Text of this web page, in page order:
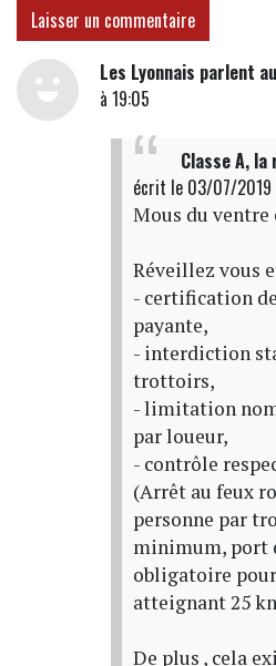
Laisser un commentaire
Les Lyonnais parlent
à 19:05
Classe A,
écrit le 03/07/
Mous du ventre
Réveillez vous
- certification
payante,
- interdiction
trottoirs,
- limitation
par loueur,
- contrôle
(Arrêt au feux
personne par
minimum, port
obligatoire
atteignant 25
De plus , cela